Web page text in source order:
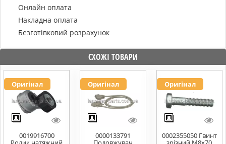
Онлайн оплата
Накладна оплата
Безготівковий розрахунок
СХОЖІ ТОВАРИ
Оригінал
0019916700
Оригінал
0000133791
Оригінал
0002355050 Гвинт